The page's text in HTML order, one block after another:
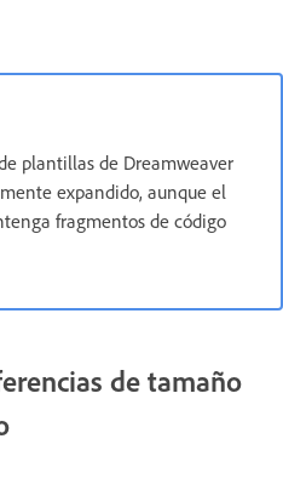
plantillas de Dreamweaver
expandido, aunque el
fragmentos de código
de tamaño